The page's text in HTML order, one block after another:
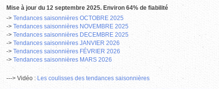
Mise à jour du 12 septembre 2025. Environ 64% de fiabilité
->Tendances saisonnières OCTOBRE 2025
->Tendances saisonnières NOVEMBRE 2025
->Tendances saisonnières DECEMBRE 2025
->Tendances saisonnières JANVIER 2026
->Tendances saisonnières FÉVRIER 2026
->Tendances saisonnières MARS 2026
---> Vidéo : Les coulisses des tendances saisonnières